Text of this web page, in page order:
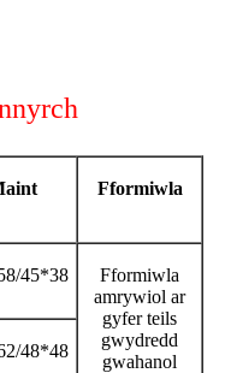
Fformiwla
45*38
Fformiwla
amrywiol ar
gyfer teils
gwydredd
gwahanol
48*48